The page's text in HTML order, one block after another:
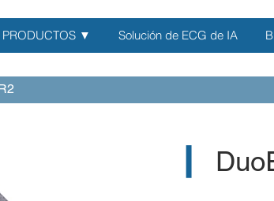
PRODUCTOS ▼ Solución de ECG de IA